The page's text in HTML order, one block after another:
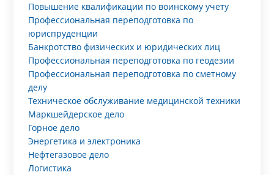
Повышение квалификации по воинскому учету
Профессиональная переподготовка по
юриспруденции
Банкротство физических и юридических лиц
Профессиональная переподготовка по геодезии
Профессиональная переподготовка по сметному
делу
Техническое обслуживание медицинской техники
Маркшейдерское дело
Горное дело
Энергетика и электроника
Нефтегазовое дело
Логистика